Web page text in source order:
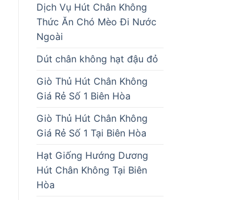
Dịch Vụ Hút Chân Không
Thức Ăn Chó Mèo Đi Nước
Ngoài
Dút chân không hạt đậu đỏ
Giò Thủ Hút Chân Không
Giá Rẻ Số 1 Biên Hòa
Giò Thủ Hút Chân Không
Giá Rẻ Số 1 Tại Biên Hòa
Hạt Giống Hướng Dương
Hút Chân Không Tại Biên
Hòa